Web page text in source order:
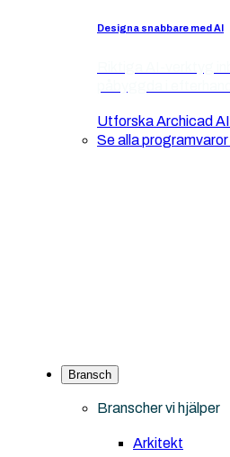
Designa snabbare med AI
Utforska Archicad AI
Se alla programvaror
Bransch
Branscher vi hjälper
Arkitekt